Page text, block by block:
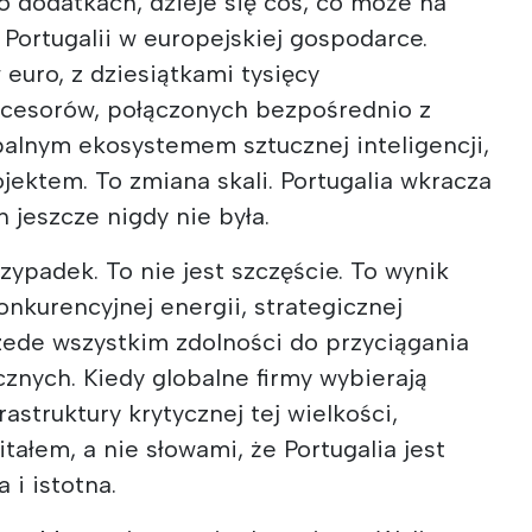
w europejskiej gospodarce.
z dziesiątkami tysięcy
połączonych bezpośrednio z
ekosystemem sztucznej inteligencji,
To zmiana skali. Portugalia wkracza
nigdy nie była.
To nie jest szczęście. To wynik
energii, strategicznej
wszystkim zdolności do przyciągania
Kiedy globalne firmy wybierają
krytycznej tej wielkości,
a nie słowami, że Portugalia jest
i istotna.